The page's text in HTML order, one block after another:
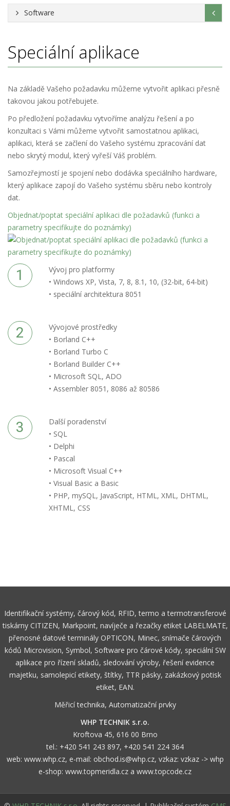
Software
Speciální aplikace
Na základě Vašeho požadavku můžeme vytvořit aplikaci přesně
takovou jakou potřebujete.
Po předložení požadavku vytvoříme analýzu řešení a po
konzultaci s Vámi můžeme vytvořit samostatnou aplikaci,
aplikaci, která se začlení do Vašeho systému zpracování dat
nebo skrytý modul, který vyřeší Váš problém.
Samozřejmostí je spojení nebo dodávka speciálního hardware,
který aplikace zapojí do Vašeho systému sběru nebo kontroly
dat.
Objednat/poptat speciální aplikaci dle požadavků (funkci a
parametry specifikujte do poznámky)
Vývoj pro platformy
• Windows XP, Vista, 7, 8, 8.1, 10, (32-bit, 64-bit)
• speciální architektura 8051
Vývojové prostředky
• Borland C++
• Borland Turbo C
• Borland Builder C++
• Microsoft SQL, ADO
• Assembler 8051, 8086 až 80586
Další poradenství
• SQL
• Delphi
• Pascal
• Microsoft Visual C++
• Visual Basic a Basic
• PHP, mySQL, JavaScript, HTML, XML, DHTML,
XHTML, CSS
Identifikační systémy, čárový kód, RFID, termo a termotransferové
tiskárny CITIZEN, Markpoint, navíječe a řezačky etiket LABELMATE,
přenosné datové terminály OPTICON, Minec, snímače čárových
kódů Microvision, Symbol, Software pro čárové kódy, speciální SW
aplikace pro řízení skladů, sledování výroby, řešení evidence
majetku, samolepicí etikety, štítky, TTR pásky, zakázkový potisk
etiket, EAN.
Měřicí technika, Automatizační prvky
WHP TECHNIK s.r.o.
Kroftova 45, 616 00 Brno
tel.: +420 541 243 897, +420 541 224 364
web: www.whp.cz, e-mail: obchod.is@whp.cz, vzkaz: vzkaz -> whp
e-shop: www.topmeridla.cz a www.topcode.cz